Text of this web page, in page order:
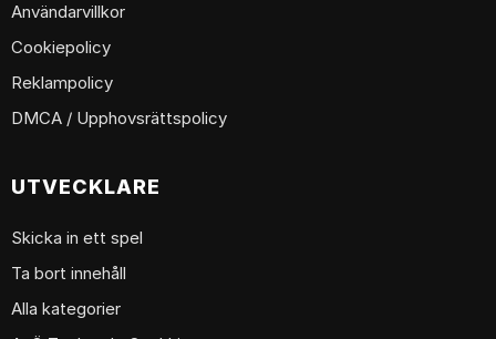
Användarvillkor
Cookiepolicy
Reklampolicy
DMCA / Upphovsrättspolicy
UTVECKLARE
Skicka in ett spel
Ta bort innehåll
Alla kategorier